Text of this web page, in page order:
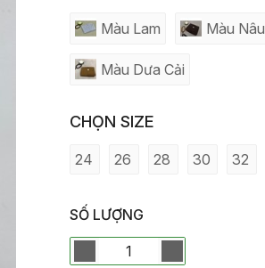
Màu Lam Màu Nâu
Màu Dưa Cải
CHỌN SIZE
24 26 28 30 32
SỐ LƯỢNG